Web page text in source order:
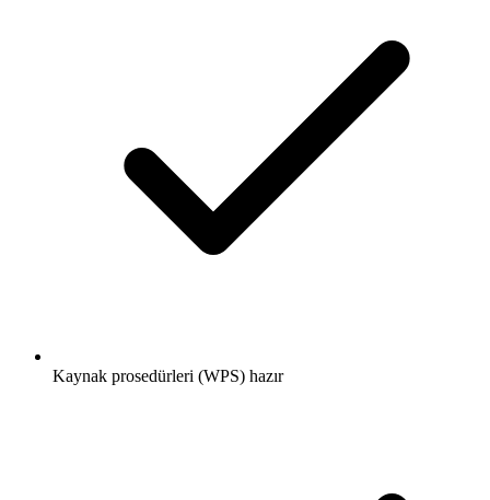
Kaynak prosedürleri (WPS) hazır